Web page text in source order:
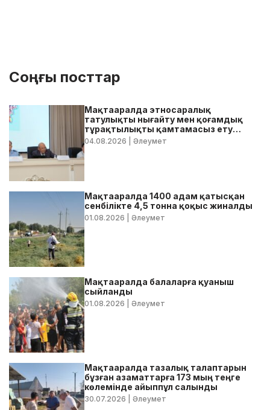
Соңғы посттар
Мақтааралда этносаралық
татулықты нығайту мен қоғамдық
тұрақтылықты қамтамасыз ету
бойынша жедел кеңес өтті
04.08.2026 | Әлеумет
Мақтааралда 1400 адам қатысқан
сенбілікте 4,5 тонна қоқыс жиналды
01.08.2026 | Әлеумет
Мақтааралда балаларға қуаныш
сыйланды
01.08.2026 | Әлеумет
Мақтааралда тазалық талаптарын
бұзған азаматтарға 173 мың теңге
көлемінде айыппұл салынды
30.07.2026 | Әлеумет